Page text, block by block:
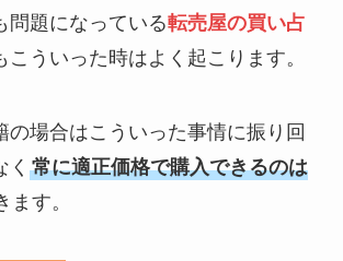
問題になっている転売屋の買い占
こういった時はよく起こります。
の場合はこういった事情に振り回
く 常に適正価格で購入できるのは
ます。